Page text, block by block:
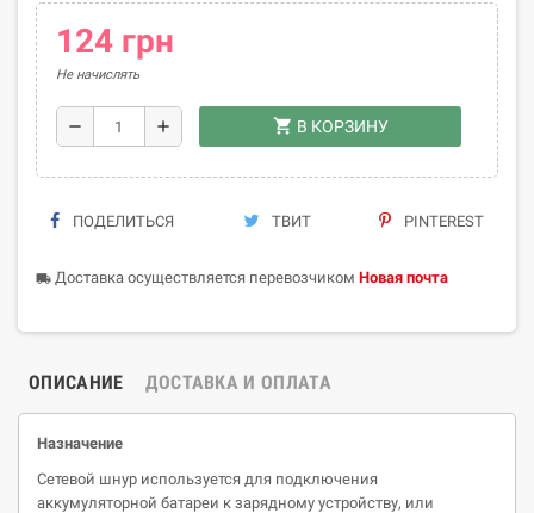
124 грн
Не начислять
remove add shopping_cart В КОРЗИНУ
ПОДЕЛИТЬСЯ ТВИТ PINTEREST
local_shipping Доставка осуществляется перевозчиком Новая почта
ОПИСАНИЕ ДОСТАВКА И ОПЛАТА
Назначение
Сетевой шнур используется для подключения
аккумуляторной батареи к зарядному устройству, или